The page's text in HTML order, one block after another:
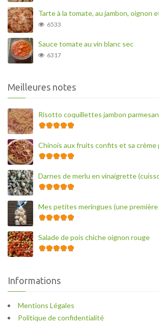
Tarte à la tomate, au jambon, oignon
6533
Sauce tomate au vin blanc sec
6317
Meilleures notes
Risotto coquillettes jambon parmesan
Chinois aux fruits confits et sa crème
Darnes de merlu en vinaigrette
Mes petites meringues (une première
Salade de pois chiche oignon rouge
Informations
Mentions Légales
Politique de confidentialité